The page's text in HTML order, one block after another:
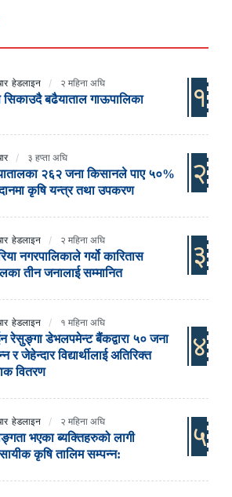
हेडलाइन २ महिना अघि
सिकाउदै बढैयाताल गाऊपालिका १
३ हप्ता अघि
२६२ जना किसानले पाए ५०%
कृषि यन्त्र तथा उपकरण
२
हेडलाइन २ महिना अघि
नगरपालिकाले गर्यो कारितास
तीन जनालाई सम्मानित
३
हेडलाइन १ महिना अघि
रेसुङ्गा डेभलपमेन्ट बैंकद्वारा ५० जना
र जेहेन्दार विद्यार्थीलाई अतिरिक्त
वितरण
४
हेडलाइन २ महिना अघि
भएका ब्यक्तिहरुको लागी
कृषि तालिम सम्पन्न:
५